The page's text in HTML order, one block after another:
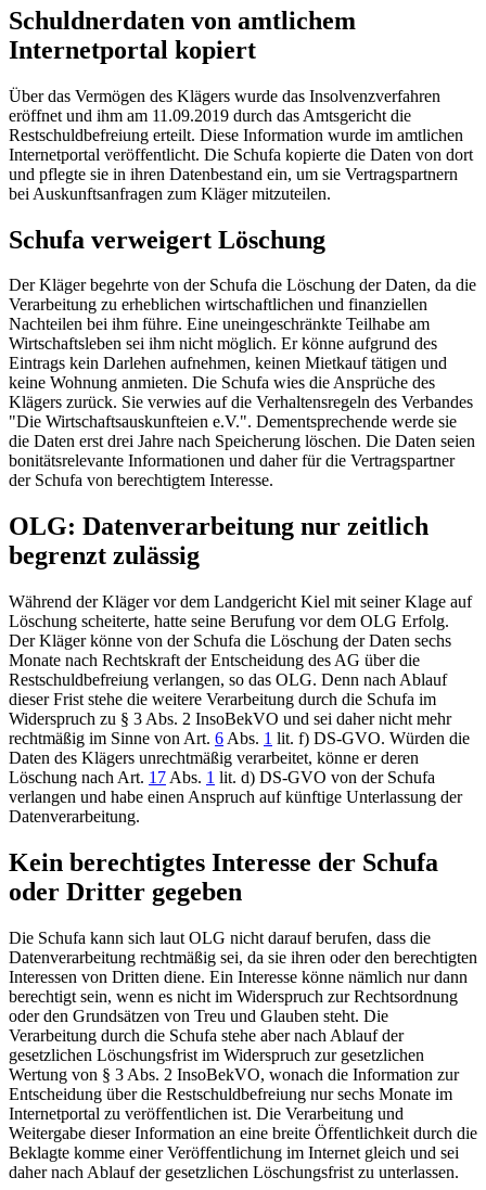
Schuldnerdaten von amtlichem
Internetportal kopiert
Über das Vermögen des Klägers wurde das Insolvenzverfahren
eröffnet und ihm am 11.09.2019 durch das Amtsgericht die
Restschuldbefreiung erteilt. Diese Information wurde im amtlichen
Internetportal veröffentlicht. Die Schufa kopierte die Daten von dort
und pflegte sie in ihren Datenbestand ein, um sie Vertragspartnern
bei Auskunftsanfragen zum Kläger mitzuteilen.
Schufa verweigert Löschung
Der Kläger begehrte von der Schufa die Löschung der Daten, da die
Verarbeitung zu erheblichen wirtschaftlichen und finanziellen
Nachteilen bei ihm führe. Eine uneingeschränkte Teilhabe am
Wirtschaftsleben sei ihm nicht möglich. Er könne aufgrund des
Eintrags kein Darlehen aufnehmen, keinen Mietkauf tätigen und
keine Wohnung anmieten. Die Schufa wies die Ansprüche des
Klägers zurück. Sie verwies auf die Verhaltensregeln des Verbandes
"Die Wirtschaftsauskunfteien e.V.". Dementsprechende werde sie
die Daten erst drei Jahre nach Speicherung löschen. Die Daten seien
bonitätsrelevante Informationen und daher für die Vertragspartner
der Schufa von berechtigtem Interesse.
OLG: Datenverarbeitung nur zeitlich
begrenzt zulässig
Während der Kläger vor dem Landgericht Kiel mit seiner Klage auf
Löschung scheiterte, hatte seine Berufung vor dem OLG Erfolg.
Der Kläger könne von der Schufa die Löschung der Daten sechs
Monate nach Rechtskraft der Entscheidung des AG über die
Restschuldbefreiung verlangen, so das OLG. Denn nach Ablauf
dieser Frist stehe die weitere Verarbeitung durch die Schufa im
Widerspruch zu § 3 Abs. 2 InsoBekVO und sei daher nicht mehr
rechtmäßig im Sinne von Art. 6 Abs. 1 lit. f) DS-GVO. Würden die
Daten des Klägers unrechtmäßig verarbeitet, könne er deren
Löschung nach Art. 17 Abs. 1 lit. d) DS-GVO von der Schufa
verlangen und habe einen Anspruch auf künftige Unterlassung der
Datenverarbeitung.
Kein berechtigtes Interesse der Schufa
oder Dritter gegeben
Die Schufa kann sich laut OLG nicht darauf berufen, dass die
Datenverarbeitung rechtmäßig sei, da sie ihren oder den berechtigten
Interessen von Dritten diene. Ein Interesse könne nämlich nur dann
berechtigt sein, wenn es nicht im Widerspruch zur Rechtsordnung
oder den Grundsätzen von Treu und Glauben steht. Die
Verarbeitung durch die Schufa stehe aber nach Ablauf der
gesetzlichen Löschungsfrist im Widerspruch zur gesetzlichen
Wertung von § 3 Abs. 2 InsoBekVO, wonach die Information zur
Entscheidung über die Restschuldbefreiung nur sechs Monate im
Internetportal zu veröffentlichen ist. Die Verarbeitung und
Weitergabe dieser Information an eine breite Öffentlichkeit durch die
Beklagte komme einer Veröffentlichung im Internet gleich und sei
daher nach Ablauf der gesetzlichen Löschungsfrist zu unterlassen.